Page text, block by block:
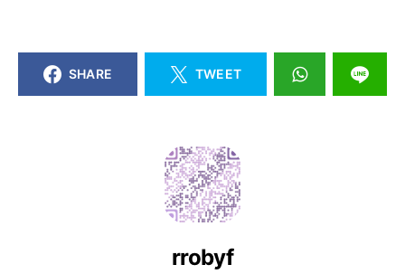
SHARE TWEET
rrobyf